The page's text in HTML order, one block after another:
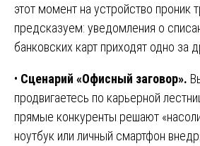
этот момент на устройство проник
предсказуем: уведомления о
банковских карт приходят одно за
• Сценарий «Офисный заговор».
продвигаетесь по карьерной
прямые конкуренты решают
ноутбук или личный смартфон